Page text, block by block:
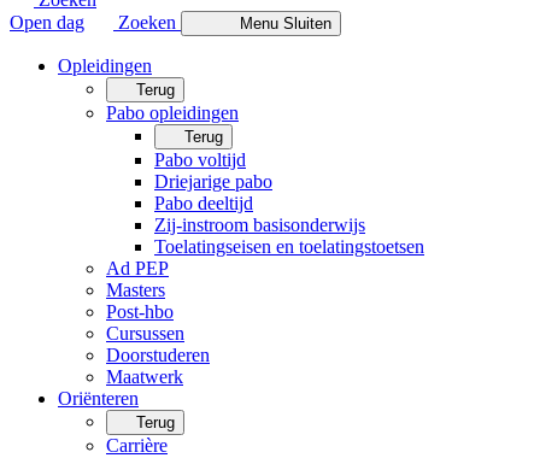
Open dag
Zoeken Menu Sluiten
Opleidingen
Terug
Pabo opleidingen
Terug
Pabo voltijd
Driejarige pabo
Pabo deeltijd
Zij-instroom basisonderwijs
Toelatingseisen en toelatingstoetsen
Ad PEP
Masters
Post-hbo
Cursussen
Doorstuderen
Maatwerk
Oriënteren
Terug
Carrière